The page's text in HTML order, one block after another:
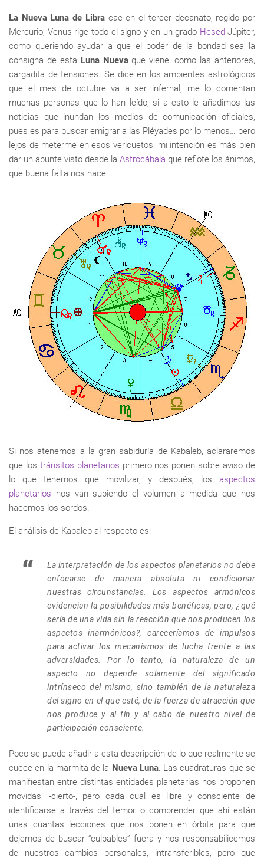
La Nueva Luna de Libracae en el tercer decanato, regido por
Mercurio, Venus rige todo el signo y en un grado Hesed-Júpiter,
como queriendo ayudar a que el poder de la bondad sea la
consigna de esta Luna Nuevaque viene, como las anteriores,
cargadita de tensiones. Se dice en los ambientes astrológicos
que el mes de octubre va a ser infernal, me lo comentan
muchas personas que lo han leído, si a esto le añadimos las
noticias que inundan los medios de comunicación oficiales,
pues es para buscar emigrar a las Pléyades por lo menos… pero
lejos de meterme en esos vericuetos, mi intención es más bien
dar un apunte visto desde la Astrocábala que reflote los ánimos,
que buena falta nos hace.
Si nos atenemos a la gran sabiduría de Kabaleb, aclararemos
que los tránsitos planetarios primero nos ponen sobre aviso de
lo que tenemos que movilizar, y después, los aspectos
planetarios nos van subiendo el volumen a medida que nos
hacemos los sordos.
El análisis de Kabaleb al respecto es:
La interpretación de los aspectos planetarios no debe
enfocarse de manera absoluta ni condicionar
nuestras circunstancias. Los aspectos armónicos
evidencian la posibilidades más benéficas, pero, ¿qué
sería de una vida sin la reacción que nos producen los
aspectos inarmónicos?, careceríamos de impulsos
para activar los mecanismos de lucha frente a las
adversidades. Por lo tanto, la naturaleza de un
aspecto no depende solamente del significado
intrínseco del mismo, sino también de la naturaleza
del signo en el que esté, de la fuerza de atracción que
nos produce y al fin y al cabo de nuestro nivel de
participación consciente.
Poco se puede añadir a esta descripción de lo que realmente se
cuece en la marmita de la Nueva Luna. Las cuadraturas que se
manifiestan entre distintas entidades planetarias nos proponen
movidas, -cierto-, pero cada cual es libre y consciente de
identificarse a través del temor o comprender que ahí están
unas cuantas lecciones que nos ponen en órbita para que
dejemos de buscar “culpables” fuera y nos responsabilicemos
de nuestros cambios personales, intransferibles, pero que